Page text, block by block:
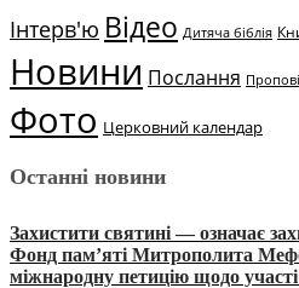
Інтерв'ю Відео Дитяча біблія
Новини Послання
Фото Церковний календар
Останні новини
Захистити святині — означає
Фонд пам’яті Митрополита
міжнародну петицію щодо